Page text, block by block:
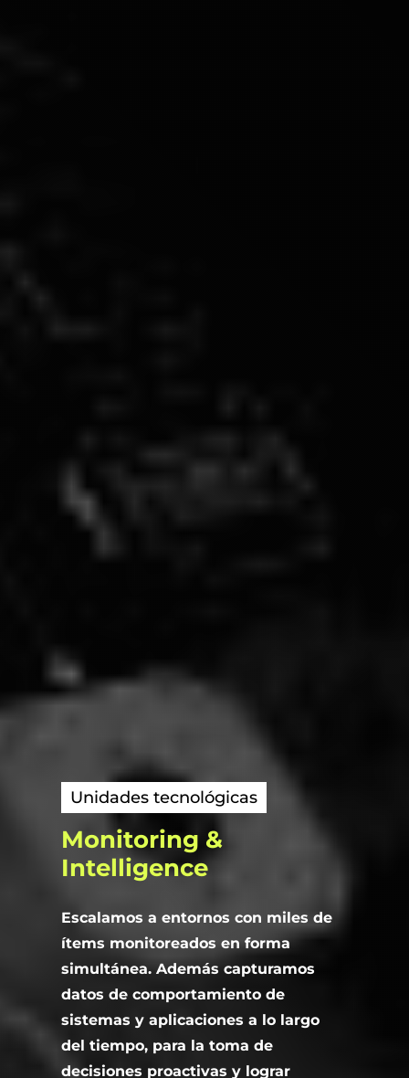
Unidades tecnológicas
Monitoring &
Intelligence
Escalamos a entornos con miles de
ítems monitoreados en forma
simultánea. Además capturamos
datos de comportamiento de
sistemas y aplicaciones a lo largo
del tiempo, para la toma de
decisiones proactivas y lograr